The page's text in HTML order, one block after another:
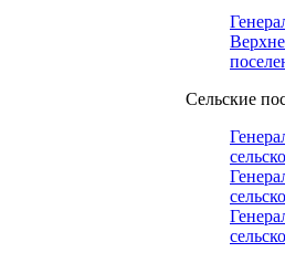
Сельские